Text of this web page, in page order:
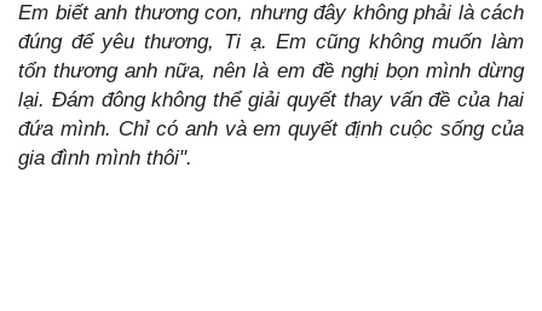
Em biết anh thương con, nhưng đây không phải là cách
đúng để yêu thương, Ti ạ. Em cũng không muốn làm
tổn thương anh nữa, nên là em đề nghị bọn mình dừng
lại. Đám đông không thể giải quyết thay vấn đề của hai
đứa mình. Chỉ có anh và em quyết định cuộc sống của
gia đình mình thôi".